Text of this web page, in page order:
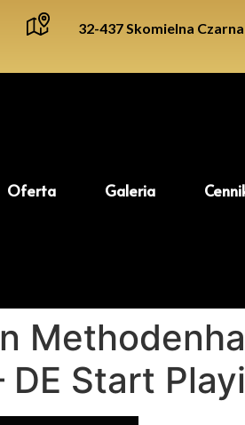
32-437 Skomielna
Oferta Galeria
Start